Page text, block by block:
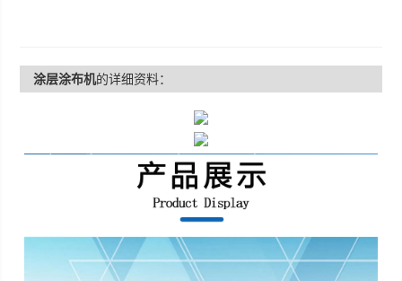
涂层涂布机的详细资料：